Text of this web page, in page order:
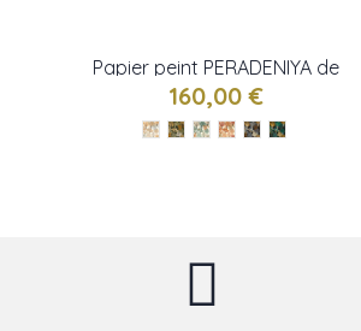
Papier peint PERADENIYA de
Casamance
160,00 €